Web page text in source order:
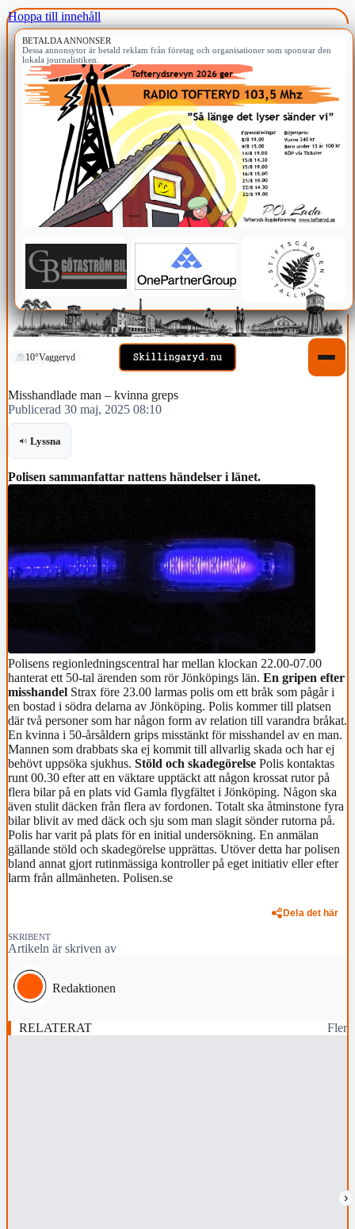
Hoppa till innehåll
BETALDA ANNONSER
Dessa annonsytor är betald reklam från företag och organisationer som sponsrar den
lokala journalistiken.
10°Vaggeryd
Misshandlade man – kvinna greps
Publicerad 30 maj, 2025 08:10
Lyssna
Polisen sammanfattar nattens händelser i länet.
Polisens regionledningscentral har mellan klockan 22.00-07.00
hanterat ett 50-tal ärenden som rör Jönköpings län. En gripen efter
misshandel Strax före 23.00 larmas polis om ett bråk som pågår i
en bostad i södra delarna av Jönköping. Polis kommer till platsen
där två personer som har någon form av relation till varandra bråkat.
En kvinna i 50-årsåldern grips misstänkt för misshandel av en man.
Mannen som drabbats ska ej kommit till allvarlig skada och har ej
behövt uppsöka sjukhus. Stöld och skadegörelse Polis kontaktas
runt 00.30 efter att en väktare upptäckt att någon krossat rutor på
flera bilar på en plats vid Gamla flygfältet i Jönköping. Någon ska
även stulit däcken från flera av fordonen. Totalt ska åtminstone fyra
bilar blivit av med däck och sju som man slagit sönder rutorna på.
Polis har varit på plats för en initial undersökning. En anmälan
gällande stöld och skadegörelse upprättas. Utöver detta har polisen
bland annat gjort rutinmässiga kontroller på eget initiativ eller efter
larm från allmänheten. Polisen.se
Dela det här
SKRIBENT
Artikeln är skriven av
Redaktionen
RELATERAT Fler
›